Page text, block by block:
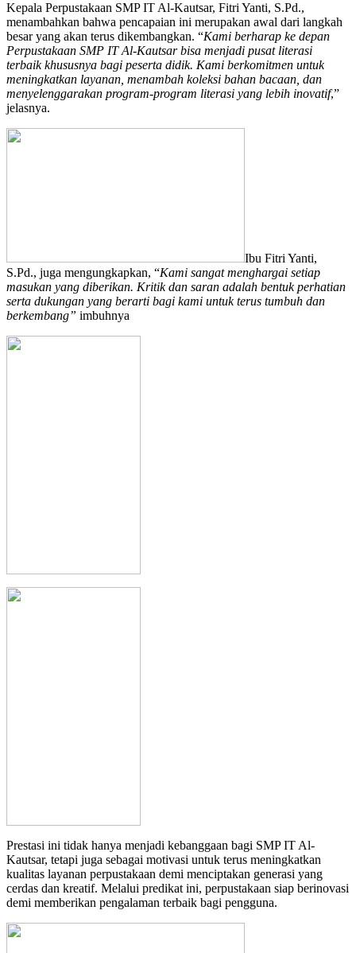
Kepala Perpustakaan SMP IT Al-Kautsar, Fitri Yanti, S.Pd.,
menambahkan bahwa pencapaian ini merupakan awal dari langkah
besar yang akan terus dikembangkan. “Kami berharap ke depan
Perpustakaan SMP IT Al-Kautsar bisa menjadi pusat literasi
terbaik khususnya bagi peserta didik. Kami berkomitmen untuk
meningkatkan layanan, menambah koleksi bahan bacaan, dan
menyelenggarakan program-program literasi yang lebih inovatif,”
jelasnya.
Ibu Fitri Yanti,
S.Pd., juga mengungkapkan, “Kami sangat menghargai setiap
masukan yang diberikan. Kritik dan saran adalah bentuk perhatian
serta dukungan yang berarti bagi kami untuk terus tumbuh dan
berkembang” imbuhnya
Prestasi ini tidak hanya menjadi kebanggaan bagi SMP IT Al-
Kautsar, tetapi juga sebagai motivasi untuk terus meningkatkan
kualitas layanan perpustakaan demi menciptakan generasi yang
cerdas dan kreatif. Melalui predikat ini, perpustakaan siap berinovasi
demi memberikan pengalaman terbaik bagi pengguna.